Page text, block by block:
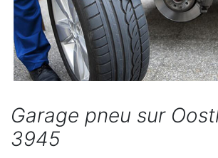
Garage pneu sur
3945